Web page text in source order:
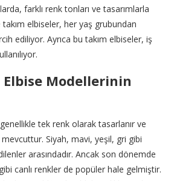
farklı renk tonları ve tasarımlarla
takım elbiseler, her yaş grubundan
ediliyor. Ayrıca bu takım elbiseler, iş
Elbise Modellerinin
tek renk olarak tasarlanır ve
Siyah, mavi, yeşil, gri gibi
arasındadır. Ancak son dönemde
gibi canlı renkler de popüler hale gelmiştir.